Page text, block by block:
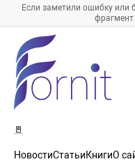
Если заметили ошибку или
🚪
НовостиСтатьиКнигиО